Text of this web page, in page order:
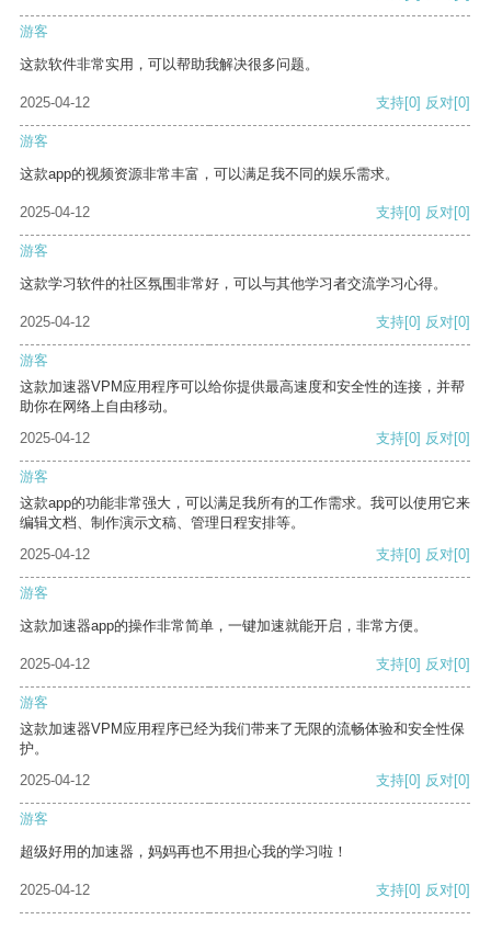
游客
这款软件非常实用，可以帮助我解决很多问题。
2025-04-12 支持[0] 反对[0]
游客
这款app的视频资源非常丰富，可以满足我不同的娱乐需求。
2025-04-12 支持[0] 反对[0]
游客
这款学习软件的社区氛围非常好，可以与其他学习者交流学习心得。
2025-04-12 支持[0] 反对[0]
游客
这款加速器VPM应用程序可以给你提供最高速度和安全性的连接，并帮
助你在网络上自由移动。
2025-04-12
支持[0] 反对[0]
游客
这款app的功能非常强大，可以满足我所有的工作需求。我可以使用它来
编辑文档、制作演示文稿、管理日程安排等。
2025-04-12
支持[0] 反对[0]
游客
这款加速器app的操作非常简单，一键加速就能开启，非常方便。
2025-04-12 支持[0] 反对[0]
游客
这款加速器VPM应用程序已经为我们带来了无限的流畅体验和安全性保
护。
2025-04-12
支持[0] 反对[0]
游客
超级好用的加速器，妈妈再也不用担心我的学习啦！
2025-04-12 支持[0] 反对[0]